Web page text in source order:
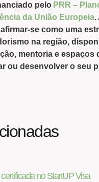
pelo PRR –
da União Europeia.
se como uma
na região,
mentoria e espaços
ou desenvolver o seu
no StartUP Visa